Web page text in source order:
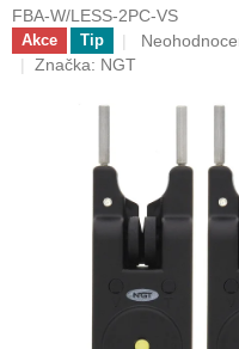
FBA-W/LESS-2PC-VS
Akce Tip
Průměrné
hvězdiček.
Značka: NGT